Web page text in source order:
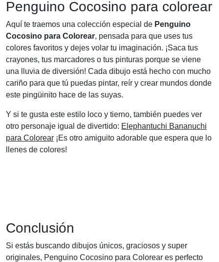
Penguino Cocosino para colorear
Aquí te traemos una colección especial de Penguino
Cocosino para Colorear, pensada para que uses tus
colores favoritos y dejes volar tu imaginación. ¡Saca tus
crayones, tus marcadores o tus pinturas porque se viene
una lluvia de diversión! Cada dibujo está hecho con mucho
cariño para que tú puedas pintar, reír y crear mundos donde
este pingüinito hace de las suyas.
Y si te gusta este estilo loco y tierno, también puedes ver
otro personaje igual de divertido: Elephantuchi Bananuchi
para Colorear ¡Es otro amiguito adorable que espera que lo
llenes de colores!
Conclusión
Si estás buscando dibujos únicos, graciosos y super
originales, Penguino Cocosino para Colorear es perfecto